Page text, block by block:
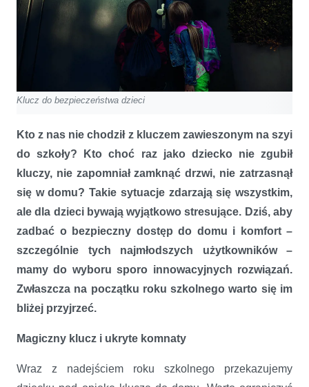
Klucz do bezpieczeństwa dzieci
Kto z nas nie chodził z kluczem zawieszonym na szyi
do szkoły? Kto choć raz jako dziecko nie zgubił
kluczy, nie zapomniał zamknąć drzwi, nie zatrzasnął
się w domu? Takie sytuacje zdarzają się wszystkim,
ale dla dzieci bywają wyjątkowo stresujące. Dziś, aby
zadbać o bezpieczny dostęp do domu i komfort –
szczególnie tych najmłodszych użytkowników –
mamy do wyboru sporo innowacyjnych rozwiązań.
Zwłaszcza na początku roku szkolnego warto się im
bliżej przyjrzeć.
Magiczny klucz i ukryte komnaty
Wraz z nadejściem roku szkolnego przekazujemy